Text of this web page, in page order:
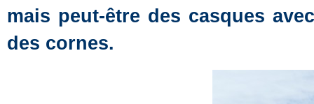
mais peut-être des casques
des cornes.